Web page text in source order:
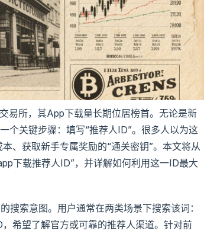
易所，其App下载量长期位居榜首。无论是新
个关键步骤：填写“推荐人ID”。很多人以为这
、获取新手专属奖励的“通关密钥”。本文将从
下载推荐人ID”，并详解如何利用这一ID最大
搜索意图。用户通常在两类场景下搜索该词：
希望了解官方或可靠的推荐人渠道。针对前